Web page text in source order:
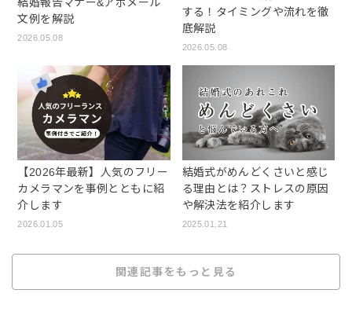
文例を解説
2026.05.08
する！タイミングや流れを徹
底解説
2026.05.08
【2026年最新】人気のフリー
カメラマンを事例とともに紹
介します
2026.01.05
結婚式がめんどくさいと感じ
る理由とは？ストレスの原因
や解決法を紹介します
2025.01.21
関連記事をもっと見る